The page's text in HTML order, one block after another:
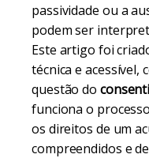
passividade ou a
podem ser
Este artigo foi
técnica e acessível,
questão do
funciona o
os direitos de um
compreendidos e